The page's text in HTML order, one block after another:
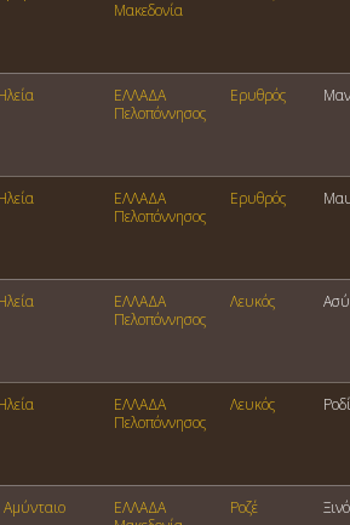
Μακεδονία
ΕΛΛΑΔΑ
Πελοπόννησος
Ερυθρός
ΕΛΛΑΔΑ
Πελοπόννησος
Ερυθρός
ΕΛΛΑΔΑ
Πελοπόννησος
Λευκός
ΕΛΛΑΔΑ
Πελοπόννησος
Λευκός
ΕΛΛΑΔΑ
Ροζέ